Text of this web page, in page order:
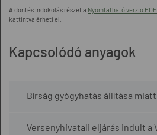
A döntés indokolás részét a Nyomtatható verzió
kattintva érheti el.
Kapcsolódó anyagok
Bírság gyógyhatás állítása miatt
Versenyhivatali eljárás indult a